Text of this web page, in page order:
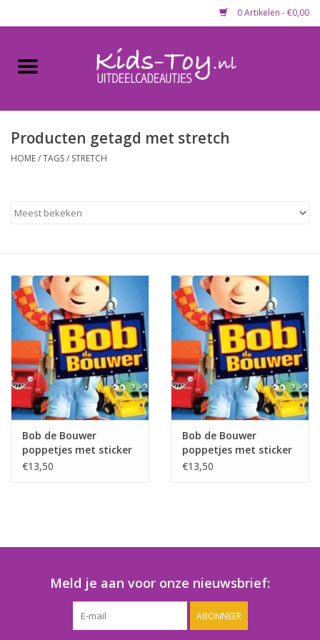
0 Artikelen - €0,00
Home
Gevulde capsules & mixen
Maandaanbieding
Lege capsules
Speelgoedautomaten
Speelgoedpakketten
Gevulde capsules & mixen
Klein speelgoed
Producten getagd met stretch
HOME/TAGS/ STRETCH
Bob de Bouwer
poppetjes met sticker
€13,50
Bob de Bouwer
poppetjes met sticker
- Copy
€13,50
Meld je aan voor onze nieuwsbrief:
ABONNEER